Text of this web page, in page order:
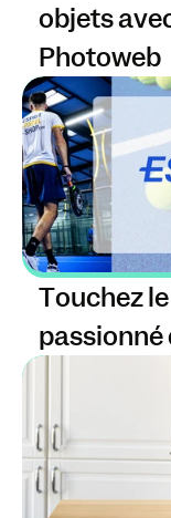
objets
Photoweb
Touchez